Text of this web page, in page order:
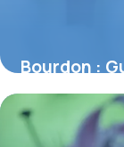
Bourdon :
2026
4 juin 2026